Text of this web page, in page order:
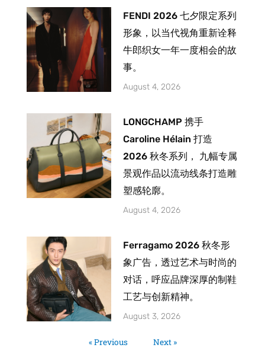
FENDI 2026 七夕限定系列
形象，以当代视角重新诠释
牛郎织女一年一度相会的故
事。
August 4, 2026
LONGCHAMP 携手
Caroline Hélain 打造
2026 秋冬系列， 九幅专属
景观作品以流动线条打造雕
塑感轮廓。
August 4, 2026
Ferragamo 2026 秋冬形
象广告，透过艺术与时尚的
对话，呼应品牌深厚的制鞋
工艺与创新精神。
August 3, 2026
« Previous Next »